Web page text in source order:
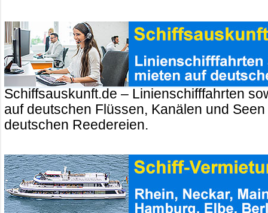
Schiffsauskunft.de – Linienschifffahrten
auf deutschen Flüssen, Kanälen und
deutschen Reedereien.